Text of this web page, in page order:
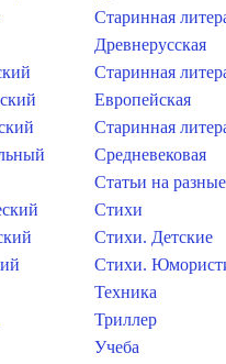
Старинная
Древнерусская
Старинная
Европейская
Старинная
Средневековая
Статьи на
Стихи
Стихи. Детские
Стихи.
Техника
Триллер
Учеба